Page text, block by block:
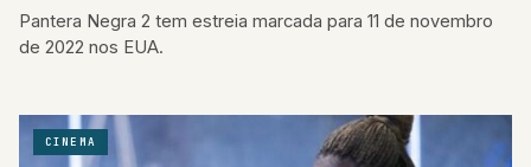
Pantera Negra 2 tem estreia marcada para 11 de novembro
de 2022 nos EUA.
CINEMA